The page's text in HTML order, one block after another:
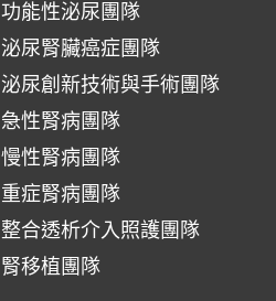
功能性泌尿團隊
泌尿腎臟癌症團隊
泌尿創新技術與手術團隊
急性腎病團隊
慢性腎病團隊
重症腎病團隊
整合透析介入照護團隊
腎移植團隊